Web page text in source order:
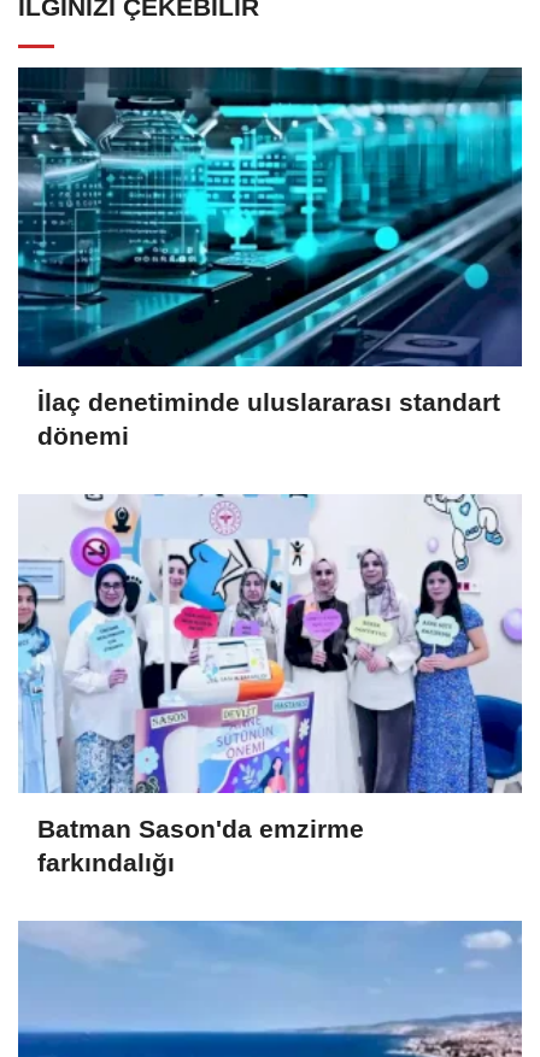
İLGINIZI ÇEKEBILIR
İlaç denetiminde uluslararası standart
dönemi
Batman Sason'da emzirme
farkındalığı